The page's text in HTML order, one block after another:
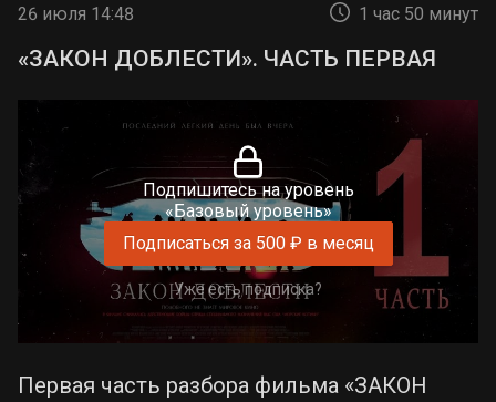
26 июля 14:48 1 час 50 минут
«ЗАКОН ДОБЛЕСТИ». ЧАСТЬ ПЕРВАЯ
Подпишитесь на уровень
«Базовый уровень»
Подписаться за 500 ₽ в месяц
Уже есть подписка?
Первая часть разбора фильма «ЗАКОН